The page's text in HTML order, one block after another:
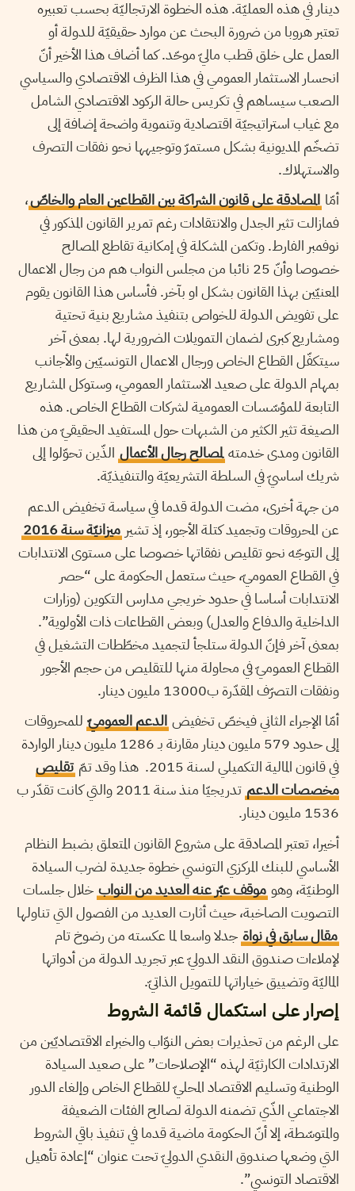
دينار في هذه العمليّة. هذه الخطوة الارتجاليّة بحسب تعبيره
تعتبر هروبا من ضرورة البحث عن موارد حقيقيّة للدولة أو
العمل على خلق قطب ماليّ موحّد. كما أضاف هذا الأخير أنّ
انحسار الاستثمار العمومي في هذا الظرف الاقتصادي والسياسي
الصعب سيساهم في تكريس حالة الركود الاقتصادي الشامل
مع غياب استراتيجيّة اقتصادية وتنموية واضحة إضافة إلى
تضخّم المديونية بشكل مستمرّ وتوجيهها نحو نفقات التصرف
والاستهلاك.
أمّا المصادقة على قانون الشراكة بين القطاعين العام والخاصّ،
فمازالت تثير الجدل والانتقادات رغم تمرير القانون المذكور في
نوفمبر الفارط. وتكمن المشكلة في إمكانية تقاطع المصالح
خصوصا وأنّ 25 نائبا من مجلس النواب هم من رجال الاعمال
المعنيّين بهذا القانون بشكل او بآخر. فأساس هذا القانون يقوم
على تفويض الدولة للخواص بتنفيذ مشاريع بنية تحتية
ومشاريع كبرى لضمان التمويلات الضرورية لها. بمعنى آخر
سيتكفّل القطاع الخاص ورجال الاعمال التونسيّين والأجانب
بمهام الدولة على صعيد الاستثمار العمومي، وستوكل المشاريع
التابعة للمؤسّسات العمومية لشركات القطاع الخاص. هذه
الصيغة تثير الكثير من الشبهات حول المستفيد الحقيقيّ من هذا
القانون ومدى خدمته لمصالح رجال الأعمال الذّين تحوّلوا إلى
شريك اساسيّ في السلطة التشريعيّة والتنفيذيّة.
من جهة أخرى، مضت الدولة قدما في سياسة تخفيض الدعم
عن المحروقات وتجميد كتلة الأجور، إذ تشير ميزانيّة سنة 2016
إلى التوجّه نحو تقليص نفقاتها خصوصا على مستوى الانتدابات
في القطاع العموميّ، حيث ستعمل الحكومة على “حصر
الانتدابات أساسا في حدود خريجي مدارس التكوين (وزارات
الداخلية والدفاع والعدل) وبعض القطاعات ذات الأولوية”.
بمعنى آخر فإنّ الدولة ستلجأ لتجميد مخطّطات التشغيل في
القطاع العموميّ في محاولة منها للتقليص من حجم الأجور
ونفقات التصرّف المقدّرة ب13000 مليون دينار.
أمّا الإجراء الثاني فيخصّ تخفيض الدعم العموميّ للمحروقات
إلى حدود 579 مليون دينار مقارنة بـ 1286 مليون دينار الواردة
في قانون المالية التكميلي لسنة 2015. هذا وقد تمّ
تقليص
مخصصات الدعم
تدريجيّا منذ سنة 2011 والتي كانت تقدّر ب
1536 مليون دينار.
أخيرا، تعتبر المصادقة على مشروع القانون المتعلق بضبط النظام
الأساسي للبنك المركزي التونسي خطوة جديدة لضرب السيادة
الوطنيّة، وهو موقف عبّر عنه العديد من النواب خلال جلسات
التصويت الصاخبة، حيث أثارت العديد من الفصول التي تناولها
مقال سابق في نواة جدلا واسعا لما عكسته من رضوخ تام
لإملاءات صندوق النقد الدوليّ عبر تجريد الدولة من أدواتها
الماليّة وتضييق خياراتها للتمويل الذاتيّ.
إصرار على استكمال قائمة الشروط
على الرغم من تحذيرات بعض النوّاب والخبراء الاقتصاديّين من
الارتدادات الكارثيّة لهذه “الإصلاحات” على صعيد السيادة
الوطنية وتسليم الاقتصاد المحليّ للقطاع الخاص وإلغاء الدور
الاجتماعي الذّي تضمنه الدولة لصالح الفئات الضعيفة
والمتوسّطة، إلا أنّ الحكومة ماضية قدما في تنفيذ باقي الشروط
التي وضعها صندوق النقدي الدوليّ تحت عنوان “إعادة تأهيل
الاقتصاد التونسي”.